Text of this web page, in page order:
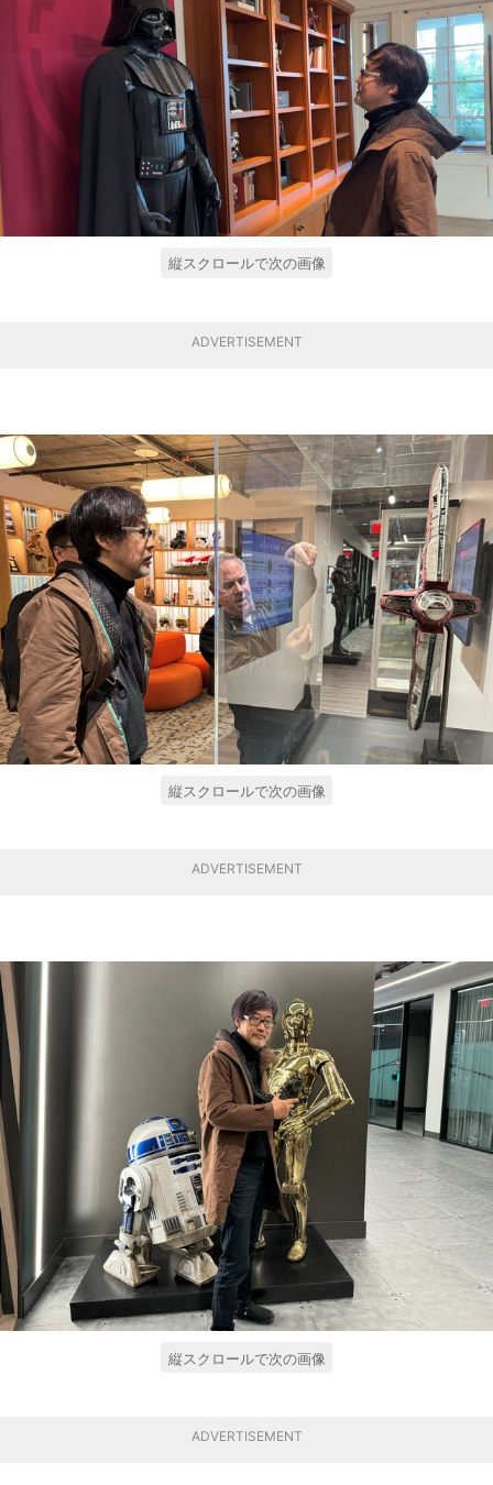
縦スクロールで次の画像
ADVERTISEMENT
縦スクロールで次の画像
ADVERTISEMENT
縦スクロールで次の画像
ADVERTISEMENT